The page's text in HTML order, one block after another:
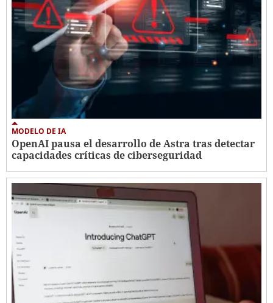
MODELO DE IA
OpenAI pausa el desarrollo de Astra tras detectar
capacidades críticas de ciberseguridad